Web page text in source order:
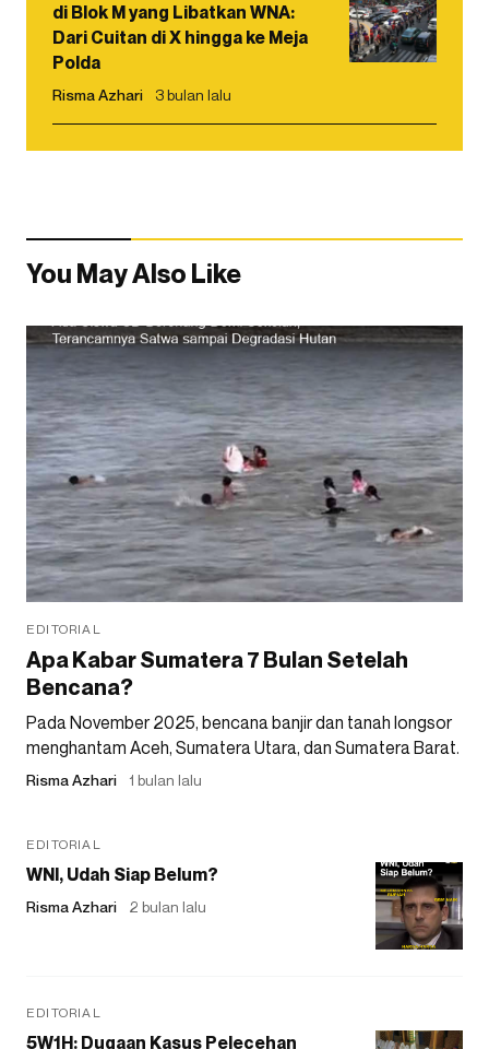
di Blok M yang Libatkan WNA:
Dari Cuitan di X hingga ke Meja
Polda
Risma Azhari 3 bulan lalu
You May Also Like
EDITORIAL
Apa Kabar Sumatera 7 Bulan Setelah
Bencana?
Pada November 2025, bencana banjir dan tanah longsor
menghantam Aceh, Sumatera Utara, dan Sumatera Barat.
Risma Azhari 1 bulan lalu
EDITORIAL
WNI, Udah Siap Belum?
Risma Azhari 2 bulan lalu
EDITORIAL
5W1H: Dugaan Kasus Pelecehan